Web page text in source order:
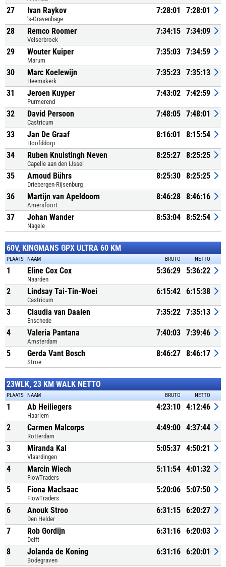
27 Ivan Raykov
's-Gravenhage
7:28:01 7:28:01
28 Remco Roomer
Velserbroek
7:34:15 7:34:09
29 Wouter Kuiper
Marum
7:35:03 7:34:59
30 Marc Koelewijn
Heemskerk
7:35:23 7:35:13
31 Jeroen Kuyper
Purmerend
7:43:02 7:42:59
32 David Persoon
Castricum
7:48:05 7:48:01
33 Jan De Graaf
Hoofddorp
8:16:01 8:15:54
34 Ruben Knuistingh Neven
Capelle aan den IJssel
8:25:27 8:25:25
35 Arnoud Bührs
Driebergen-Rijsenburg
8:25:30 8:25:25
36 Martijn van Apeldoorn
Amersfoort
8:46:28 8:46:16
37 Johan Wander
Nagele
8:53:04 8:52:54
60V, KINGMANS GPX ULTRA 60 KM
PLAATS NAAM BRUTO NETTO
1 Eline Cox Cox
Naarden
5:36:29 5:36:22
2 Lindsay Tai-Tin-Woei
Castricum
6:15:42 6:15:38
3 Claudia van Daalen
Enschede
7:35:22 7:35:13
4 Valeria Pantana
Amsterdam
7:40:03 7:39:46
5 Gerda Vant Bosch
Stroe
8:46:27 8:46:17
23WLK, 23 KM WALK NETTO
PLAATS NAAM BRUTO NETTO
1 Ab Heiliegers
Haarlem
4:23:10 4:12:46
2 Carmen Malcorps
Rotterdam
4:49:00 4:37:44
3 Miranda Kal
Vlaardingen
5:05:37 4:50:21
4 Marcin Wiech
FlowTraders
5:11:54 4:01:32
5 Fiona MacIsaac
FlowTraders
5:20:06 5:07:50
6 Anouk Stroo
Den Helder
6:31:15 6:20:27
7 Rob Gordijn
Delft
6:31:16 6:20:03
8 Jolanda de Koning
Bodegraven
6:31:16 6:20:01